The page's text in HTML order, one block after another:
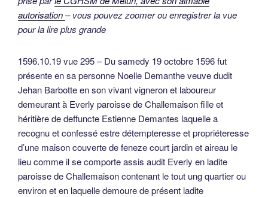
autorisation– vous pouvez zoomer ou enregistrer la vue
pour la lire plus grande
1596.10.19 vue 295 – Du samedy 19 octobre 1596 fut
présente en sa personne Noelle Demanthe veuve dudit
Jehan Barbotte en son vivant vigneron et laboureur
demeurant à Everly paroisse de Challemaison fille et
héritière de deffuncte Estienne Demantes laquelle a
recognu et confessé estre détempteresse et propriéteresse
d’une maison couverte de feneze court jardin et aireau le
lieu comme il se comporte assis audit Everly en ladite
paroisse de Challemaison contenant le tout ung quartier ou
environ et en laquelle demoure de présent ladite